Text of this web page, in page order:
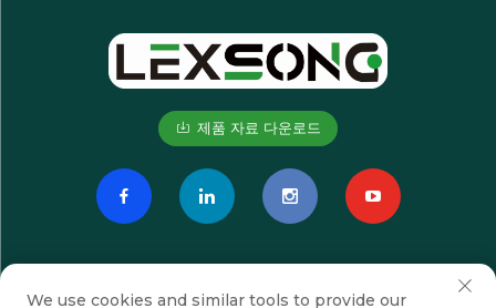
제품 자료 다운로드
We use cookies and similar tools to provide our